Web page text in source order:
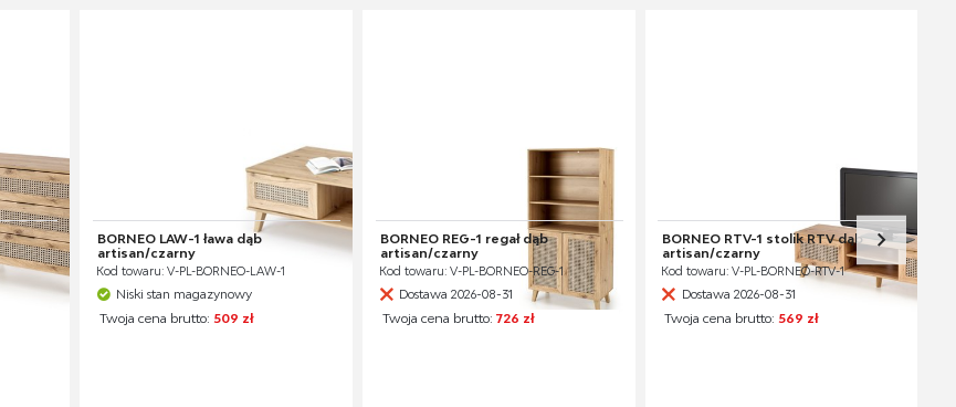
BORNEO LAW-1 ława dąb
artisan/czarny
Kod towaru: V-PL-BORNEO-LAW-1
Niski stan magazynowy
Twoja cena brutto: 509 zł
BORNEO REG-1 regał dąb
artisan/czarny
Kod towaru: V-PL-BORNEO-REG-1
Dostawa 2026-08-31
Twoja cena brutto: 726 zł
BORNEO RTV-1 stolik RTV dąb
artisan/czarny
Kod towaru: V-PL-BORNEO-RTV-1
Dostawa 2026-08-31
Twoja cena brutto:569 zł